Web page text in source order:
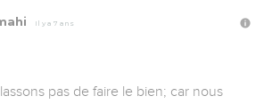
Il y a 7 ans
pas de faire le bien; car nous